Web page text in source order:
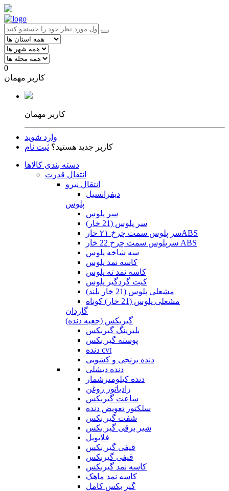
0
کاربر مهمان
کاربر مهمان
وارد شوید
کاربر جدید هستید؟ ثبت نام
دسته بندی کالاها
انتقال قدرت
انتقال نیرو
دیفرانسیل
پلوس
سر پلوس
سر پلوس (21 خار)
سر پلوس سمت چرخ ۲۱ خارABS
سرپلوس سمت چرخ 22 خار ABS
سه شاخه پلوس
کاسه نمد پلوس
کاسه نمد ته پلوس
کیت گردگیر پلوس
مشعلی پلوس (21 خار بلند)
مشعلی پلوس (21 خار) کوتاه
گاردان
گیربکس (جعبه دنده)
بلبرینگ گیربکس
پوسته گیر بکس
دنده cvt
دنده برنجی و کشویی
دنده دیشلی
دنده کیلومترشمار
رادیاتور روغن
ساعت گیربکس
سلکتور تعویض دنده
شفت گیر بکس
شیر برقی گیر بکس
فلایویل
قیفی گیر بکس
قیفی گیربکس
کاسه نمد گیربکس
کاسه نمد ماهک
گیر بکس کامل